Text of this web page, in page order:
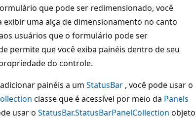
que pode ser redimensionado, você
exibir uma alça de dimensionamento no canto
usuários que o formulário pode ser
permite que você exiba painéis dentro de seu
do controle.
painéis a um StatusBar , você pode usar o
classe que é acessível por meio da Panels
usar o StatusBar.StatusBarPanelCollection objeto